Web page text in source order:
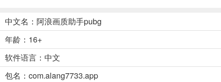
中文名：阿浪画质助手pubg
年龄：16+
软件语言：中文
包名：com.alang7733.app